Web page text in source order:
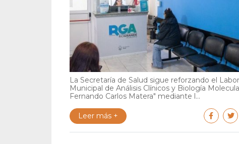
La Secretaría de Salud sigue reforzando el
Municipal de Análisis Clínicos y Biología
Fernando Carlos Matera" mediante l...
Leer más +